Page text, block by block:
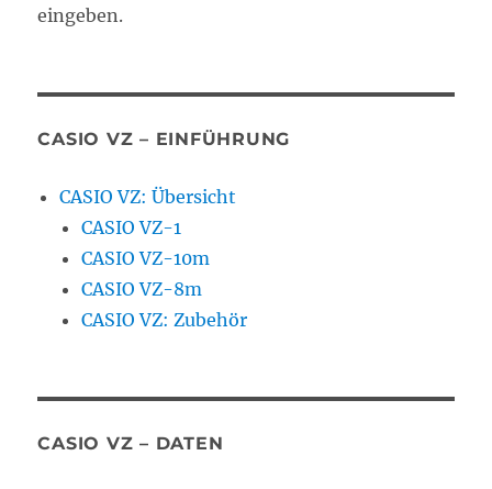
eingeben.
CASIO VZ – EINFÜHRUNG
CASIO VZ: Übersicht
CASIO VZ-1
CASIO VZ-10m
CASIO VZ-8m
CASIO VZ: Zubehör
CASIO VZ – DATEN